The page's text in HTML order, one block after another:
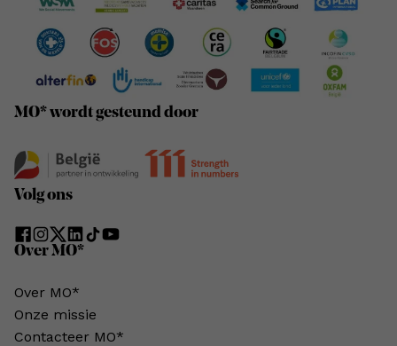
MO* wordt gesteund door
Volg ons
Over MO*
Over MO*
Onze missie
Contacteer MO*